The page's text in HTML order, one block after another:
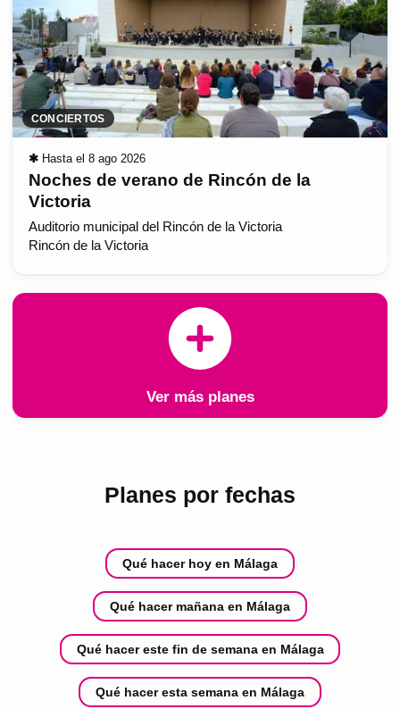
CONCIERTOS
✱ Hasta el 8 ago 2026
Noches de verano de Rincón de la
Victoria
Auditorio municipal del Rincón de la Victoria
Rincón de la Victoria
Ver más planes
Planes por fechas
Qué hacer hoy en Málaga
Qué hacer mañana en Málaga
Qué hacer este fin de semana en Málaga
Qué hacer esta semana en Málaga